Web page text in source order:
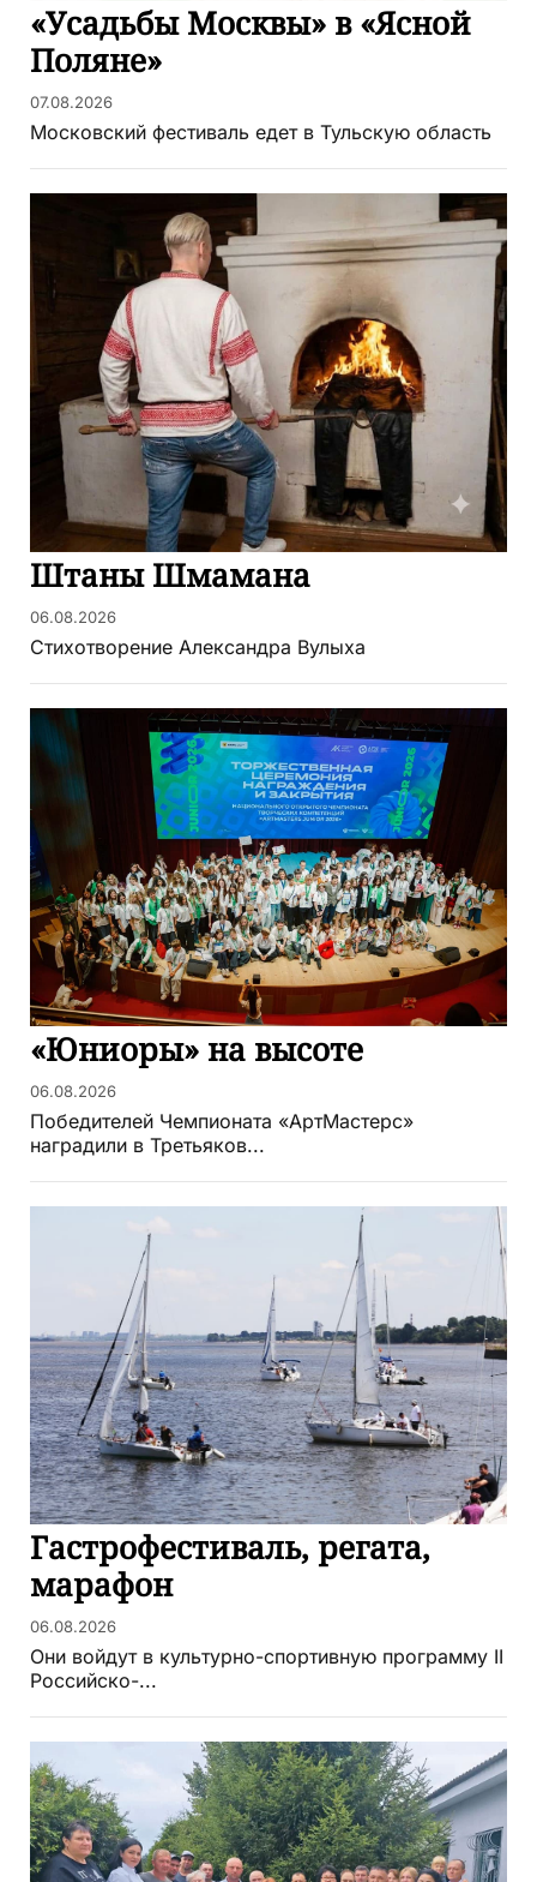
«Усадьбы Москвы» в «Ясной
Поляне»
07.08.2026
Московский фестиваль едет в Тульскую область
Штаны Шмамана
06.08.2026
Стихотворение Александра Вулыха
«Юниоры» на высоте
06.08.2026
Победителей Чемпионата «АртМастерс»
наградили в Третьяков...
Гастрофестиваль, регата,
марафон
06.08.2026
Они войдут в культурно-спортивную программу II
Российско-...